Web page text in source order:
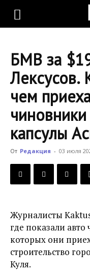
KLOOP.KG
Новости
Кыргызстана
БМВ за
Лексусов.
чем
капсулы
От Редакция - 03 июля
Журналисты
где показали
которых они
строительство
Куля.